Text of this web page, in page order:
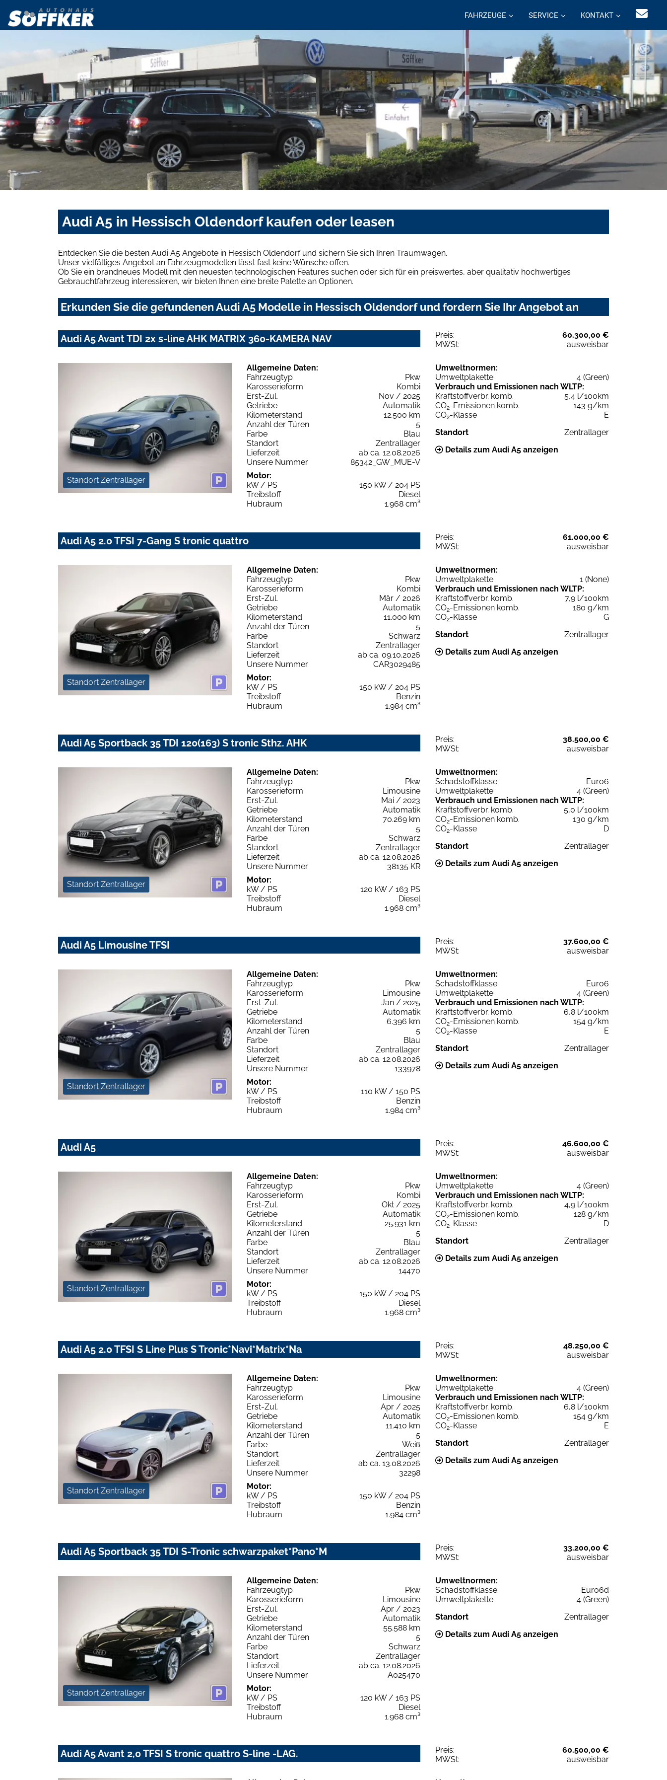
FAHRZEUGE SERVICE KONTAKT
Audi A5 in Hessisch Oldendorf kaufen oder leasen
Entdecken Sie die besten Audi A5 Angebote in Hessisch Oldendorf und sichern Sie sich Ihren Traumwagen.
Unser vielfältiges Angebot an Fahrzeugmodellen lässt fast keine Wünsche offen.
Ob Sie ein brandneues Modell mit den neuesten technologischen Features suchen oder sich für ein preiswertes, aber qualitativ hochwertiges
Gebrauchtfahrzeug interessieren, wir bieten Ihnen eine breite Palette an Optionen.
Erkunden Sie die gefundenen Audi A5 Modelle in Hessisch Oldendorf und fordern Sie Ihr Angebot an
Audi A5 Avant TDI 2x s-line AHK MATRIX 360-KAMERA NAV Preis:
60.300,00 €
MWSt:
ausweisbar
Standort Zentrallager
Allgemeine Daten:
Fahrzeugtyp
Pkw
Karosserieform
Kombi
Erst-Zul.
Nov / 2025
Getriebe
Automatik
Kilometerstand
12.500 km
Anzahl der Türen
5
Farbe
Blau
Standort
Zentrallager
Lieferzeit
ab ca. 12.08.2026
Unsere Nummer
85342_GW_MUE-V
Motor:
kW / PS
150 kW / 204 PS
Treibstoff
Diesel
Hubraum
1.968 cm³
Umweltnormen:
Umweltplakette
4 (Green)
Verbrauch und Emissionen nach WLTP:
Kraftstoffverbr. komb.
5,4 l/100km
CO2-Emissionen komb.
143 g/km
CO2-Klasse
E
Standort
Zentrallager
Details zum Audi A5 anzeigen
Audi A5 2.0 TFSI 7-Gang S tronic quattro Preis:
61.000,00 €
MWSt:
ausweisbar
Standort Zentrallager
Allgemeine Daten:
Fahrzeugtyp
Pkw
Karosserieform
Kombi
Erst-Zul.
Mär / 2026
Getriebe
Automatik
Kilometerstand
11.000 km
Anzahl der Türen
5
Farbe
Schwarz
Standort
Zentrallager
Lieferzeit
ab ca. 09.10.2026
Unsere Nummer
CAR3029485
Motor:
kW / PS
150 kW / 204 PS
Treibstoff
Benzin
Hubraum
1.984 cm³
Umweltnormen:
Umweltplakette
1 (None)
Verbrauch und Emissionen nach WLTP:
Kraftstoffverbr. komb.
7,9 l/100km
CO2-Emissionen komb.
180 g/km
CO2-Klasse
G
Standort
Zentrallager
Details zum Audi A5 anzeigen
Audi A5 Sportback 35 TDI 120(163) S tronic Sthz. AHK Preis:
38.500,00 €
MWSt:
ausweisbar
Standort Zentrallager
Allgemeine Daten:
Fahrzeugtyp
Pkw
Karosserieform
Limousine
Erst-Zul.
Mai / 2023
Getriebe
Automatik
Kilometerstand
70.269 km
Anzahl der Türen
5
Farbe
Schwarz
Standort
Zentrallager
Lieferzeit
ab ca. 12.08.2026
Unsere Nummer
38135 KR
Motor:
kW / PS
120 kW / 163 PS
Treibstoff
Diesel
Hubraum
1.968 cm³
Umweltnormen:
Schadstoffklasse
Euro6
Umweltplakette
4 (Green)
Verbrauch und Emissionen nach WLTP:
Kraftstoffverbr. komb.
5,0 l/100km
CO2-Emissionen komb.
130 g/km
CO2-Klasse
D
Standort
Zentrallager
Details zum Audi A5 anzeigen
Audi A5 Limousine TFSI Preis:
37.600,00 €
MWSt:
ausweisbar
Standort Zentrallager
Allgemeine Daten:
Fahrzeugtyp
Pkw
Karosserieform
Limousine
Erst-Zul.
Jan / 2025
Getriebe
Automatik
Kilometerstand
6.396 km
Anzahl der Türen
5
Farbe
Blau
Standort
Zentrallager
Lieferzeit
ab ca. 12.08.2026
Unsere Nummer
133978
Motor:
kW / PS
110 kW / 150 PS
Treibstoff
Benzin
Hubraum
1.984 cm³
Umweltnormen:
Schadstoffklasse
Euro6
Umweltplakette
4 (Green)
Verbrauch und Emissionen nach WLTP:
Kraftstoffverbr. komb.
6,8 l/100km
CO2-Emissionen komb.
154 g/km
CO2-Klasse
E
Standort
Zentrallager
Details zum Audi A5 anzeigen
Audi A5 Preis:
46.600,00 €
MWSt:
ausweisbar
Standort Zentrallager
Allgemeine Daten:
Fahrzeugtyp
Pkw
Karosserieform
Kombi
Erst-Zul.
Okt / 2025
Getriebe
Automatik
Kilometerstand
25.931 km
Anzahl der Türen
5
Farbe
Blau
Standort
Zentrallager
Lieferzeit
ab ca. 12.08.2026
Unsere Nummer
14470
Motor:
kW / PS
150 kW / 204 PS
Treibstoff
Diesel
Hubraum
1.968 cm³
Umweltnormen:
Umweltplakette
4 (Green)
Verbrauch und Emissionen nach WLTP:
Kraftstoffverbr. komb.
4,9 l/100km
CO2-Emissionen komb.
128 g/km
CO2-Klasse
D
Standort
Zentrallager
Details zum Audi A5 anzeigen
Audi A5 2.0 TFSI S Line Plus S Tronic*Navi*Matrix*Na Preis:
48.250,00 €
MWSt:
ausweisbar
Standort Zentrallager
Allgemeine Daten:
Fahrzeugtyp
Pkw
Karosserieform
Limousine
Erst-Zul.
Apr / 2025
Getriebe
Automatik
Kilometerstand
11.410 km
Anzahl der Türen
5
Farbe
Weiß
Standort
Zentrallager
Lieferzeit
ab ca. 13.08.2026
Unsere Nummer
32298
Motor:
kW / PS
150 kW / 204 PS
Treibstoff
Benzin
Hubraum
1.984 cm³
Umweltnormen:
Umweltplakette
4 (Green)
Verbrauch und Emissionen nach WLTP:
Kraftstoffverbr. komb.
6,8 l/100km
CO2-Emissionen komb.
154 g/km
CO2-Klasse
E
Standort
Zentrallager
Details zum Audi A5 anzeigen
Audi A5 Sportback 35 TDI S-Tronic schwarzpaket*Pano*M Preis:
33.200,00 €
MWSt:
ausweisbar
Standort Zentrallager
Allgemeine Daten:
Fahrzeugtyp
Pkw
Karosserieform
Limousine
Erst-Zul.
Apr / 2023
Getriebe
Automatik
Kilometerstand
55.588 km
Anzahl der Türen
5
Farbe
Schwarz
Standort
Zentrallager
Lieferzeit
ab ca. 12.08.2026
Unsere Nummer
A025470
Motor:
kW / PS
120 kW / 163 PS
Treibstoff
Diesel
Hubraum
1.968 cm³
Umweltnormen:
Schadstoffklasse
Euro6d
Umweltplakette
4 (Green)
Standort
Zentrallager
Details zum Audi A5 anzeigen
Audi A5 Avant 2,0 TFSI S tronic quattro S-line -LAG. Preis:
60.500,00 €
MWSt:
ausweisbar